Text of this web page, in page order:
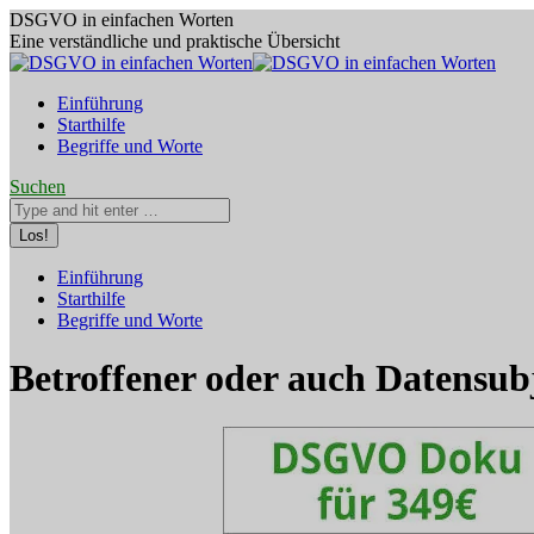
Zum
Inhalt
springen
DSGVO in einfachen Worten
Eine verständliche und praktische Übersicht
Einführung
Starthilfe
Begriffe und Worte
Search:
Suchen
page
opens
window
page
opens
window
Einführung
Starthilfe
Begriffe und Worte
Betroffener oder auch